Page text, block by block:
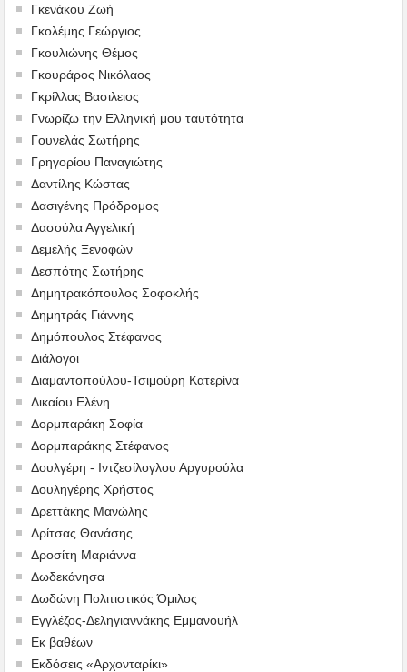
Γκενάκου Ζωή
Γκολέμης Γεώργιος
Γκουλιώνης Θέμος
Γκουράρος Νικόλαος
Γκρίλλας Βασιλειος
Γνωρίζω την Ελληνική μου ταυτότητα
Γουνελάς Σωτήρης
Γρηγορίου Παναγιώτης
Δαντίλης Κώστας
Δασιγένης Πρόδρομος
Δασούλα Αγγελική
Δεμελής Ξενοφών
Δεσπότης Σωτήρης
Δημητρακόπουλος Σοφοκλής
Δημητράς Γιάννης
Δημόπουλος Στέφανος
Διάλογοι
Διαμαντοπούλου-Τσιμούρη Κατερίνα
Δικαίου Ελένη
Δορμπαράκη Σοφία
Δορμπαράκης Στέφανος
Δουλγέρη - Ιντζεσίλογλου Αργυρούλα
Δουληγέρης Χρήστος
Δρεττάκης Μανώλης
Δρίτσας Θανάσης
Δροσίτη Μαριάννα
Δωδεκάνησα
Δωδώνη Πολιτιστικός Όμιλος
Εγγλέζος-Δεληγιαννάκης Εμμανουήλ
Εκ βαθέων
Εκδόσεις «Αρχονταρίκι»